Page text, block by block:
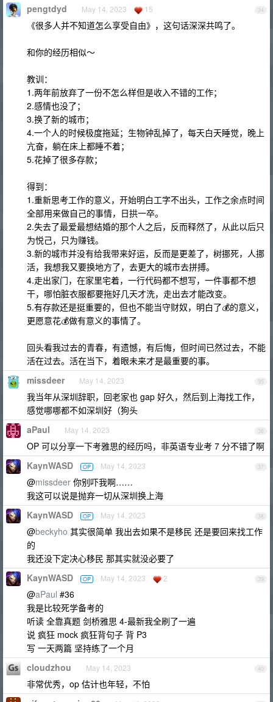
34
pengtdyd May 14, 2023 15
《很多人并不知道怎么享受自由》，这句话深深共鸣了。
和你的经历相似～
教训：
1.两年前放弃了一份不怎么样但是收入不错的工作；
2.感情也没了；
3.换了新的城市；
4.一个人的时候极度拖延；生物钟乱掉了，每天白天睡觉，晚上
亢奋，躺在床上都睡不着；
5.花掉了很多存款；
得到：
1.重新思考工作的意义，开始明白工字不出头，工作之余点时间
全部用来做自己的事情，日拱一卒。
2.失去了最爱最想结婚的那个人之后，反而释然了，从此以后只
为悦己，只为赚钱。
3.新的城市并没有给我带来好运，反而是更差了，树挪死，人挪
活，我想我又要换地方了，去更大的城市去拼搏。
4.走出家门，在家里宅着，一行代码都不想写，一件事都不想
干，哪怕脏衣服都要拖好几天才洗，走出去才能改变。
5.有存款还是挺重要的，但也不能当守财奴，明白了💰的意义，
更愿意花💰做有意义的事情了。
回头看我过去的青春，有遗憾，有后悔，但时间已然过去，不能
活在过去。活在当下，着眼未来才是最重要的事。
35
missdeer May 14, 2023
我当年从深圳辞职，回老家也 gap 好久，然后到上海找工作，
感觉哪哪都不如深圳好（狗头
36
aPaul May 14, 2023
OP 可以分享一下考雅思的经历吗，非英语专业考 7 分不错了啊
37
KaynWASD OP May 14, 2023
@missdeer 你别吓我啊……
我这可以说是抛弃一切从深圳换上海
38
KaynWASD OP May 14, 2023
@beckyho 其实很简单 我出去如果不是移民 还是要回来找工作
的
我还没下定决心移民 那其实就没必要了
39
KaynWASD OP May 14, 2023 2
@aPaul #36
我是比较死学备考的
听读 全靠真题 剑桥雅思 4-最新我全刷了一遍
说 疯狂 mock 疯狂背句子 背 P3
写 一天两篇 坚持练了一个月
40
cloudzhou May 14, 2023
非常优秀，op 估计也年轻，不怕